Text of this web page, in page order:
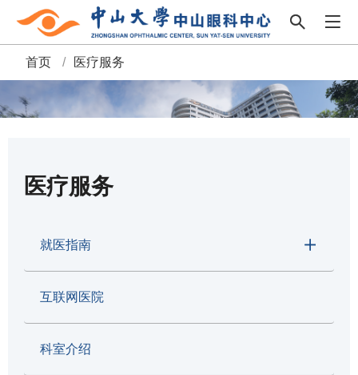
面
包
首页 / 医疗服务
医疗服务
就医指南
互联网医院
科室介绍